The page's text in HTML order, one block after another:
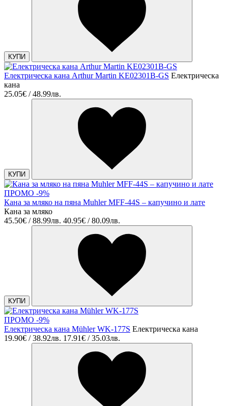
КУПИ
Електрическа кана Arthur Martin KE02301B-GS Електрическа
кана
25.05€ / 48.99лв.
КУПИ
ПРОМО -9%
Кана за мляко на пяна Muhler MFF-44S – капучино и лате
Кана за мляко
45.50€ / 88.99лв. 40.95€ / 80.09лв.
КУПИ
ПРОМО -9%
Електрическа кана Mühler WK-177S Електрическа кана
19.90€ / 38.92лв. 17.91€ / 35.03лв.